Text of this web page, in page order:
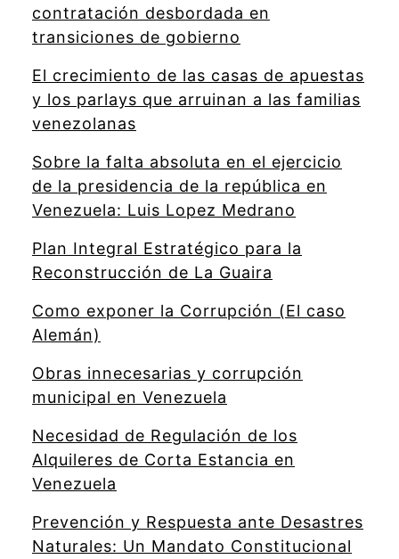
contratación desbordada en
transiciones de gobierno
El crecimiento de las casas de apuestas
y los parlays que arruinan a las familias
venezolanas
Sobre la falta absoluta en el ejercicio
de la presidencia de la república en
Venezuela: Luis Lopez Medrano
Plan Integral Estratégico para la
Reconstrucción de La Guaira
Como exponer la Corrupción (El caso
Alemán)
Obras innecesarias y corrupción
municipal en Venezuela
Necesidad de Regulación de los
Alquileres de Corta Estancia en
Venezuela
Prevención y Respuesta ante Desastres
Naturales: Un Mandato Constitucional